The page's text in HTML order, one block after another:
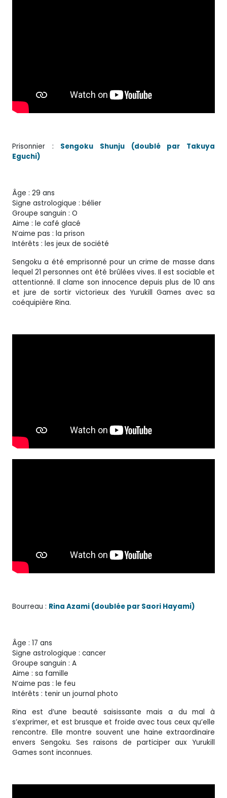
Prisonnier : Sengoku Shunju (doublé par Takuya
Eguchi)
Âge : 29 ans
Signe astrologique : bélier
Groupe sanguin : O
Aime : le café glacé
N’aime pas : la prison
Intérêts : les jeux de société
Sengoku a été emprisonné pour un crime de masse dans
lequel 21 personnes ont été brûlées vives. Il est sociable et
attentionné. Il clame son innocence depuis plus de 10 ans
et jure de sortir victorieux des Yurukill Games avec sa
coéquipière Rina.
Bourreau : Rina Azami (doublée par Saori Hayami)
Âge : 17 ans
Signe astrologique : cancer
Groupe sanguin : A
Aime : sa famille
N’aime pas : le feu
Intérêts : tenir un journal photo
Rina est d’une beauté saisissante mais a du mal à
s’exprimer, et est brusque et froide avec tous ceux qu’elle
rencontre. Elle montre souvent une haine extraordinaire
envers Sengoku. Ses raisons de participer aux Yurukill
Games sont inconnues.